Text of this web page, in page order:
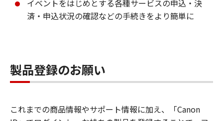
イベントをはじめとする各種サービスの申込・決
済・申込状況の確認などの手続きをより簡単に
製品登録のお願い
これまでの商品情報やサポート情報に加え、「Canon